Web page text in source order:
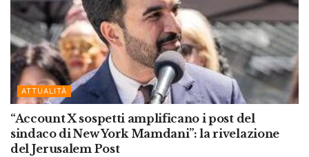
ATTUALITÀ
“Account X sospetti amplificano i post del
sindaco di New York Mamdani”: la rivelazione
del Jerusalem Post